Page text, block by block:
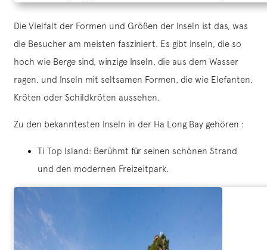
Die Vielfalt der Formen und Größen der Inseln ist das, was
die Besucher am meisten fasziniert. Es gibt Inseln, die so
hoch wie Berge sind, winzige Inseln, die aus dem Wasser
ragen, und Inseln mit seltsamen Formen, die wie Elefanten,
Kröten oder Schildkröten aussehen.
Zu den bekanntesten Inseln in der Ha Long Bay gehören :
Ti Top Island: Berühmt für seinen schönen Strand
und den modernen Freizeitpark.